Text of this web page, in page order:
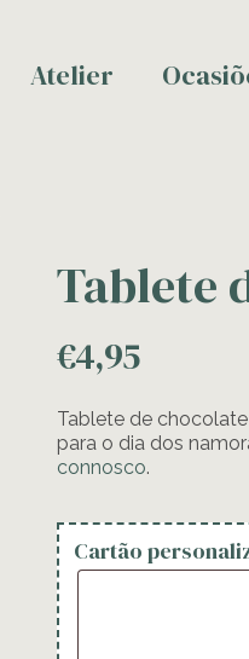
Atelier
Tablete
€4,95
Tablete de
para o dia dos
connosco.
Cartão